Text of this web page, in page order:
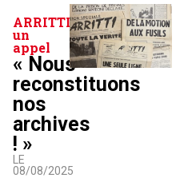
ARRITTI lance
un
appel
« Nous
reconstituons
nos
archives
! »
LE
08/08/2025